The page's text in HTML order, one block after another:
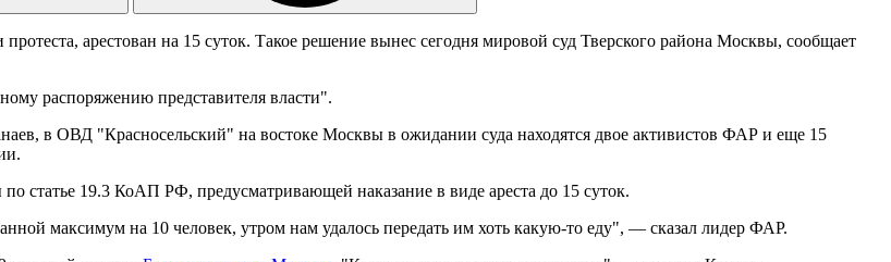
арестован на 15 суток. Такое решение вынес сегодня мировой суд Тверского района Москвы, сообщает
распоряжению представителя власти".
в ОВД "Красносельский" на востоке Москвы в ожидании суда находятся двое активистов ФАР и еще 15
статье 19.3 КоАП РФ, предусматривающей наказание в виде ареста до 15 суток.
максимум на 10 человек, утром нам удалось передать им хоть какую-то еду", — сказал лидер ФАР.